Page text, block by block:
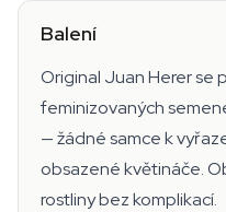
Balení
Original Juan Herer se
feminizovaných
— žádné samce k
obsazené květináče.
rostliny bez komplikací.